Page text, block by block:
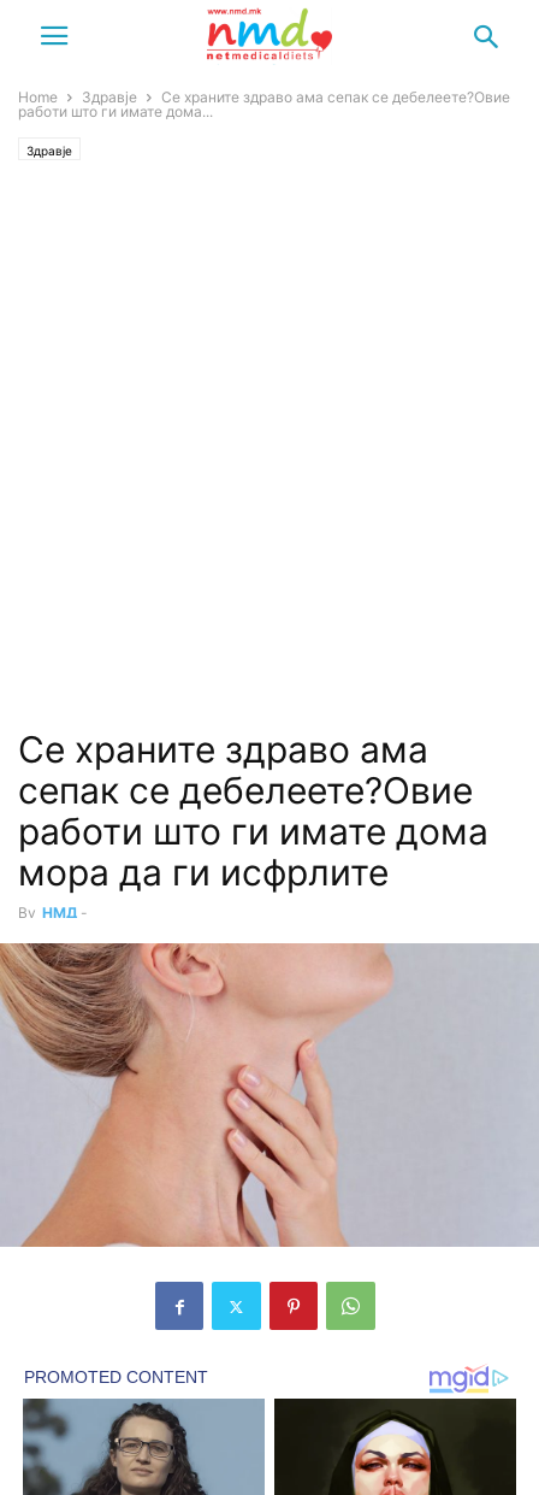
Home Здравје
Се храните здраво ама сепак се дебелеете?Овие
работи што ги имате дома...
Здравје
Се храните здраво ама
сепак се дебелеете?Овие
работи што ги имате дома
мора да ги исфрлите
By НМД -